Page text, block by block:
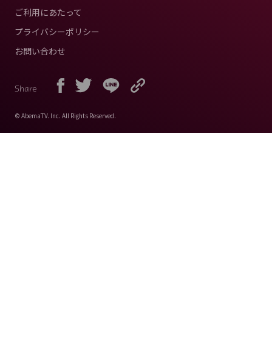
ご利用にあたって
プライバシーポリシー
お問い合わせ
Share
© AbemaTV. Inc. All Rights Reserved.